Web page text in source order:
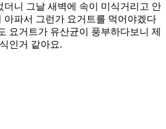
니 그날 새벽에 속이 미식거리고 안
파서 그런가 요거트를 먹어야겠다
요거트가 유산균이 풍부하다보니 제
인거 같아요.